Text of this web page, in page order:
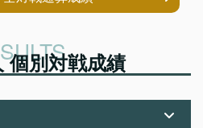
個別対戦成績